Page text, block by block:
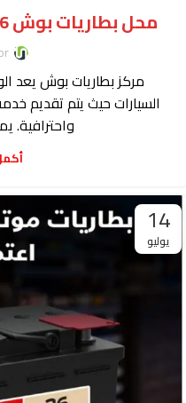
محل بطاريات بوش Bosch battery 66167866
مركز بطاريات بوش يعد
السيارات حيث يتم تقديم
واحترافية.
14
يوليو